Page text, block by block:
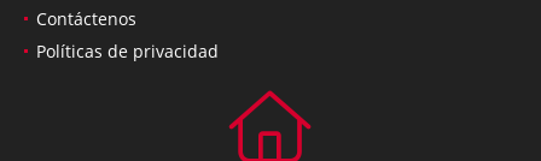
Contáctenos
Políticas de privacidad